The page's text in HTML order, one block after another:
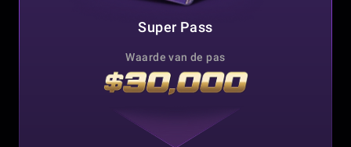
Super Pass
Waarde van de pas